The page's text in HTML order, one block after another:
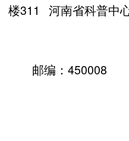
楼311 河南省科普中
邮编：450008
河